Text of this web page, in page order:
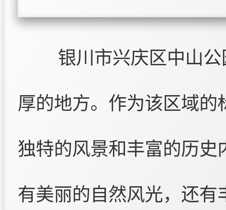
银川市兴庆区中山
厚的地方。作为该区域
独特的风景和丰富的历
有美丽的自然风光，还